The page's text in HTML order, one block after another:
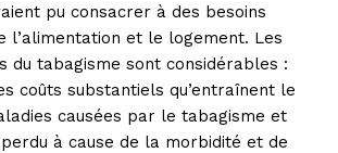
pu consacrer à des besoins
l’alimentation et le logement. Les
du tabagisme sont considérables :
coûts substantiels qu’entraînent le
causées par le tabagisme et
à cause de la morbidité et de